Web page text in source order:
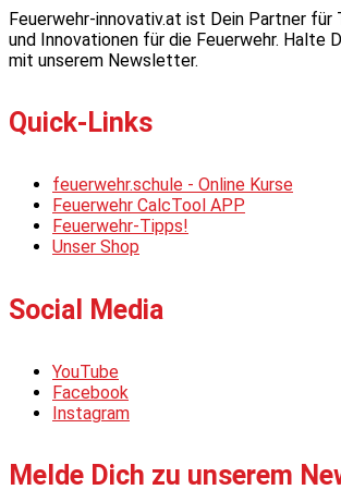
Feuerwehr-innovativ.at ist Dein Partner für
und Innovationen für die Feuerwehr. Halte
mit unserem Newsletter.
Quick-Links
feuerwehr.schule - Online Kurse
Feuerwehr CalcTool APP
Feuerwehr-Tipps!
Unser Shop
Social Media
YouTube
Facebook
Instagram
Melde Dich zu unserem